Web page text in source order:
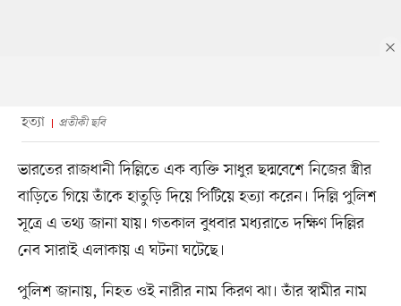
হত্যা প্রতীকী ছবি
ভারতের রাজধানী দিল্লিতে এক ব্যক্তি সাধুর ছদ্মবেশে নিজের স্ত্রীর
বাড়িতে গিয়ে তাঁকে হাতুড়ি দিয়ে পিটিয়ে হত্যা করেন। দিল্লি পুলিশ
সূত্রে এ তথ্য জানা যায়। গতকাল বুধবার মধ্যরাতে দক্ষিণ দিল্লির
নেব সারাই এলাকায় এ ঘটনা ঘটেছে।
পুলিশ জানায়, নিহত ওই নারীর নাম কিরণ ঝা। তাঁর স্বামীর নাম